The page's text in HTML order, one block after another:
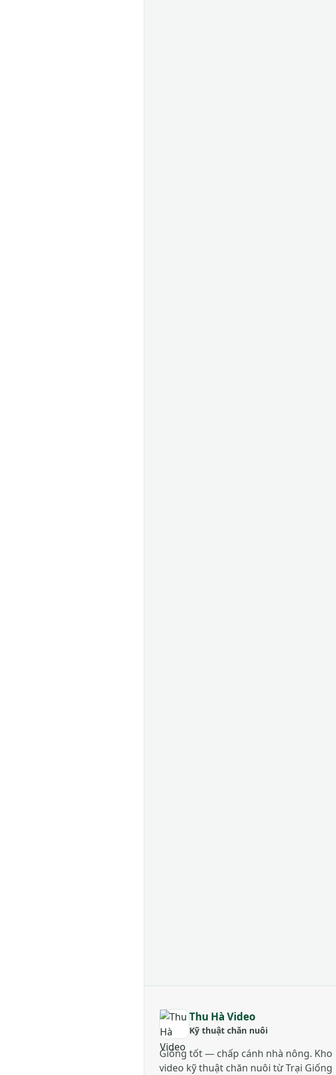
Thu Hà Video
Kỹ thuật chăn nuôi
Giống tốt — chấp cánh nhà nông. Kho
video kỹ thuật chăn nuôi từ Trại Giống